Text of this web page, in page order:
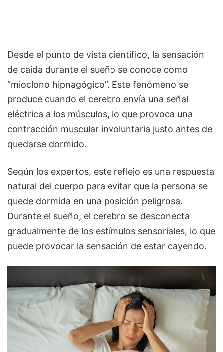
Desde el punto de vista científico, la sensación
de caída durante el sueño se conoce como
“mioclono hipnagógico”. Este fenómeno se
produce cuando el cerebro envía una señal
eléctrica a los músculos, lo que provoca una
contracción muscular involuntaria justo antes de
quedarse dormido.
Según los expertos, este reflejo es una respuesta
natural del cuerpo para evitar que la persona se
quede dormida en una posición peligrosa.
Durante el sueño, el cerebro se desconecta
gradualmente de los estímulos sensoriales, lo que
puede provocar la sensación de estar cayendo.